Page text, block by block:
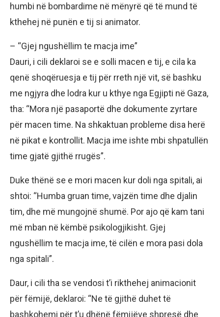
humbi në bombardime në mënyrë që të mund të
kthehej në punën e tij si animator.
– “Gjej ngushëllim te macja ime”
Dauri, i cili deklaroi se e solli macen e tij, e cila ka
qenë shoqëruesja e tij për rreth një vit, së bashku
me ngjyra dhe lodra kur u kthye nga Egjipti në Gaza,
tha: “Mora një pasaportë dhe dokumente zyrtare
për macen time. Na shkaktuan probleme disa herë
në pikat e kontrollit. Macja ime ishte mbi shpatullën
time gjatë gjithë rrugës”.
Duke thënë se e mori macen kur doli nga spitali, ai
shtoi: “Humba gruan time, vajzën time dhe djalin
tim, dhe më mungojnë shumë. Por ajo që kam tani
më mban në këmbë psikologjikisht. Gjej
ngushëllim te macja ime, të cilën e mora pasi dola
nga spitali”.
Daur, i cili tha se vendosi t’i rikthehej animacionit
për fëmijë, deklaroi: “Ne të gjithë duhet të
bashkohemi për t’u dhënë fëmijëve shpresë dhe